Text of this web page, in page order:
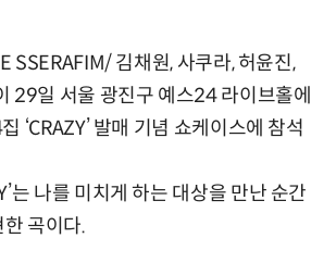
SSERAFIM/ 김채원, 사쿠라, 허윤진,
29일 서울 광진구 예스24 라이브홀에
‘CRAZY’ 발매 기념 쇼케이스에 참석
는 나를 미치게 하는 대상을 만난 순간
곡이다.